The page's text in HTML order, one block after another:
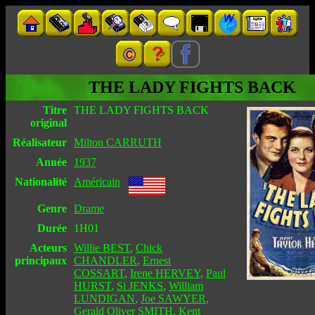
THE LADY FIGHTS BACK
Titre
original
THE LADY FIGHTS BACK
Réalisateur Milton CARRUTH
Année
1937
Nationalité
Américain
Genre Drame
Durée
1H01
Acteurs
principaux
Willie BEST, Chick
CHANDLER, Ernest
COSSART, Irene HERVEY, Paul
HURST, Si JENKS, William
LUNDIGAN, Joe SAWYER,
Gerald Oliver SMITH, Kent